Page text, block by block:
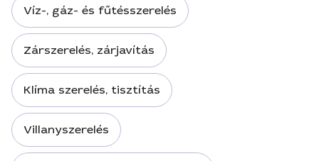
Víz-, gáz- és fűtésszerelés
Zárszerelés, zárjavítás
Klíma szerelés, tisztítás
Villanyszerelés